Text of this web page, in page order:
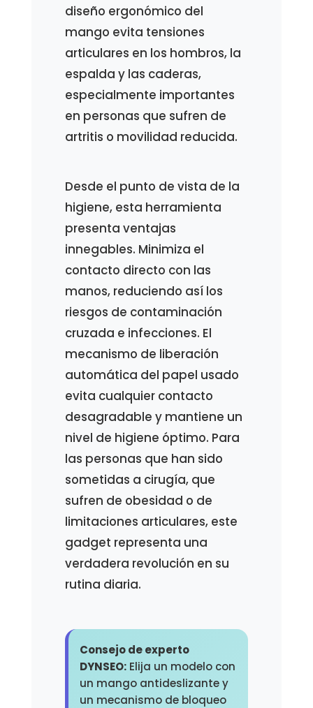
diseño ergonómico del
mango evita tensiones
articulares en los hombros, la
espalda y las caderas,
especialmente importantes
en personas que sufren de
artritis o movilidad reducida.
Desde el punto de vista de la
higiene, esta herramienta
presenta ventajas
innegables. Minimiza el
contacto directo con las
manos, reduciendo así los
riesgos de contaminación
cruzada e infecciones. El
mecanismo de liberación
automática del papel usado
evita cualquier contacto
desagradable y mantiene un
nivel de higiene óptimo. Para
las personas que han sido
sometidas a cirugía, que
sufren de obesidad o de
limitaciones articulares, este
gadget representa una
verdadera revolución en su
rutina diaria.
Consejo de experto
DYNSEO:Elija un modelo con
un mango antideslizante y
un mecanismo de bloqueo